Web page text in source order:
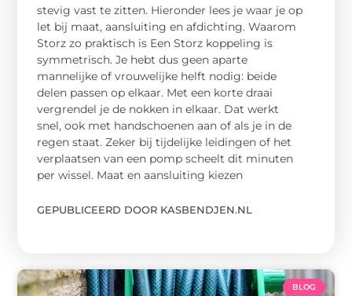
stevig vast te zitten. Hieronder lees je waar je op
let bij maat, aansluiting en afdichting. Waarom
Storz zo praktisch is Een Storz koppeling is
symmetrisch. Je hebt dus geen aparte
mannelijke of vrouwelijke helft nodig: beide
delen passen op elkaar. Met een korte draai
vergrendel je de nokken in elkaar. Dat werkt
snel, ook met handschoenen aan of als je in de
regen staat. Zeker bij tijdelijke leidingen of het
verplaatsen van een pomp scheelt dit minuten
per wissel. Maat en aansluiting kiezen
GEPUBLICEERD DOOR KASBENDJEN.NL
BLOG